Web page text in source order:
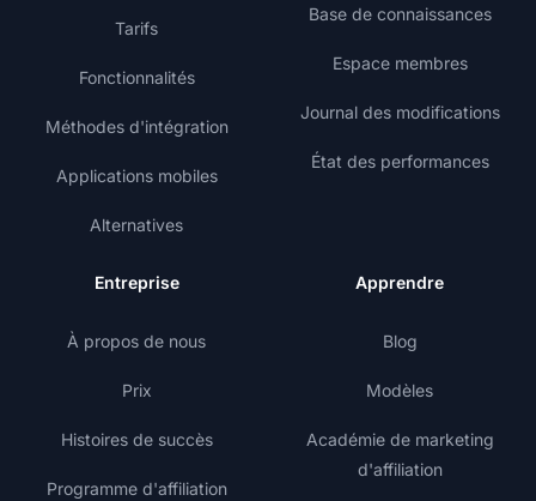
Tarifs
Fonctionnalités
Méthodes d'intégration
Applications mobiles
Alternatives
Base de connaissances
Espace membres
Journal des modifications
État des performances
Entreprise
À propos de nous
Prix
Histoires de succès
Programme d'affiliation
Apprendre
Blog
Modèles
Académie de marketing
d'affiliation